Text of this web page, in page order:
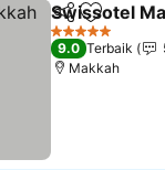
KongsiTambah
Swissotel
5 Bintang
9.0 Terbaik
Makkah